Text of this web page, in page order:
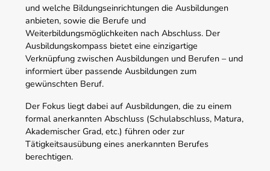
und welche Bildungseinrichtungen die Ausbildungen
anbieten, sowie die Berufe und
Weiterbildungsmöglichkeiten nach Abschluss. Der
Ausbildungskompass bietet eine einzigartige
Verknüpfung zwischen Ausbildungen und Berufen – und
informiert über passende Ausbildungen zum
gewünschten Beruf.
Der Fokus liegt dabei auf Ausbildungen, die zu einem
formal anerkannten Abschluss (Schulabschluss, Matura,
Akademischer Grad, etc.) führen oder zur
Tätigkeitsausübung eines anerkannten Berufes
berechtigen.